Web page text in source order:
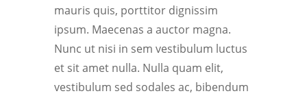
mauris quis, porttitor dignissim
ipsum. Maecenas a auctor magna.
Nunc ut nisi in sem vestibulum luctus
et sit amet nulla. Nulla quam elit,
vestibulum sed sodales ac, bibendum